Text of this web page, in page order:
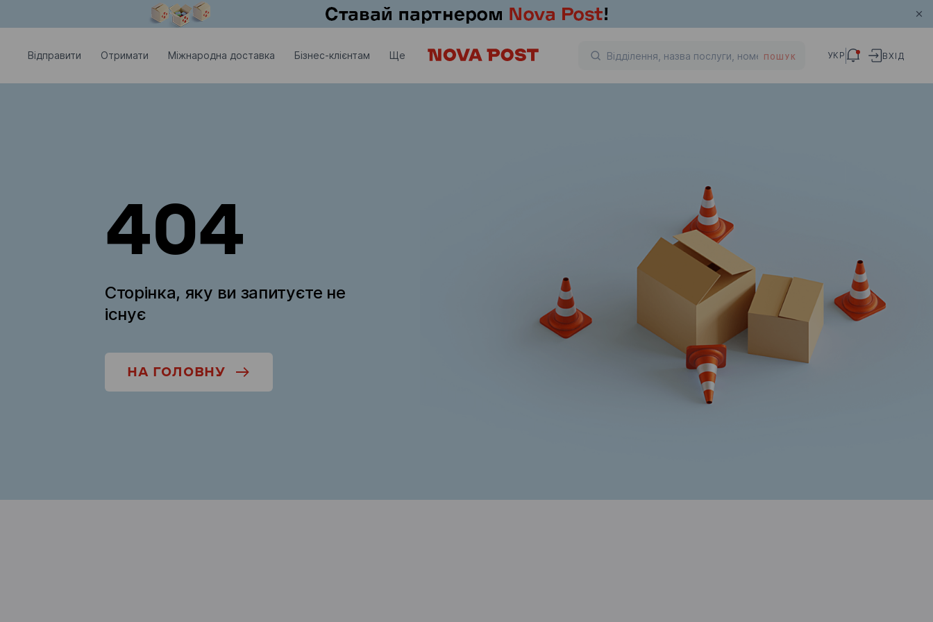
Відправити Отримати Міжнародна доставка Бізнес-клієнтам Ще ПОШУК УКР ВХІД
404
Сторінка, яку ви запитуєте не
існує
НА ГОЛОВНУ